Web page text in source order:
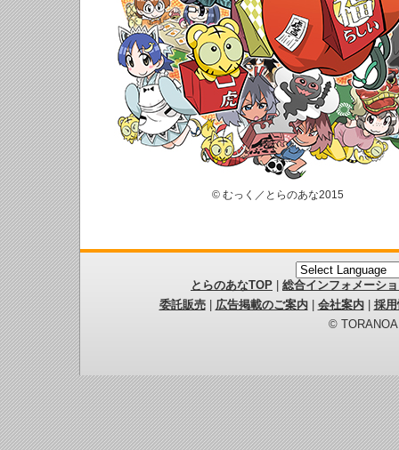
© むっく／とらのあな2015
とらのあなTOP
総合インフォメーシ
委託販売| 広告掲載のご案内| 会社案内| 採
©